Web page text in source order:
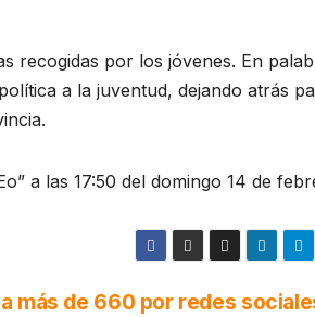
recogidas por los jóvenes. En
a la juventud, dejando atrás
a las 17:50 del domingo 14 de
más de 660 por redes